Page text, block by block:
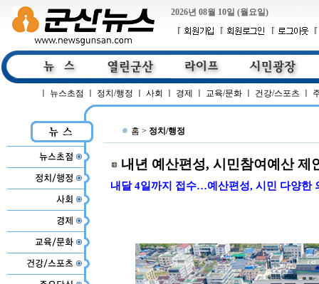
2026년 08월 10일 (월요일)
뉴스초점 정치/행정 사회 경제 교육/문화 건강/스포츠
홈 > 정치/행정
내년 예산편성, 시민참여예산 제
내달 4일까지 접수…예산편성, 시민 다양한